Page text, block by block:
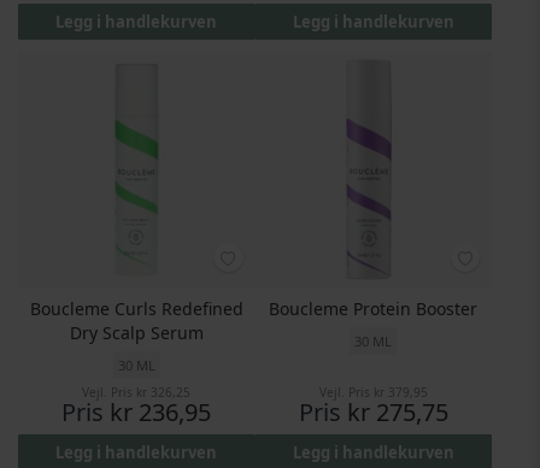
Legg i handlekurven Legg i handlekurven
Boucleme Curls Redefined
Dry Scalp Serum
30 ML
Vejl. Pris kr 326,25
Pris kr 236,95
Legg i handlekurven
Boucleme Protein Booster
30 ML
Vejl. Pris kr 379,95
Pris kr 275,75
Legg i handlekurven